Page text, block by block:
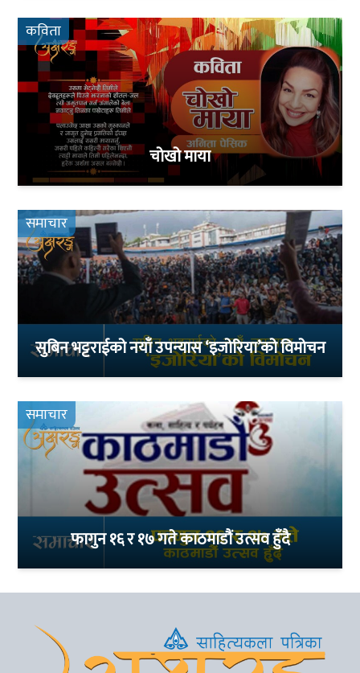
कविता
चोखो माया
समाचार
सुबिन भट्टराईको नयाँ उपन्यास ‘इजोरिया’को विमोचन
समाचार
फागुन १६ र १७ गते काठमाडौं उत्सव हुँदै